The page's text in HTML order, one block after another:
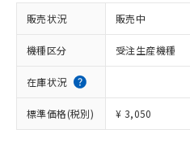
販売状況 販売中
機種区分 受注生産機種
在庫状況
標準価格(税別) ¥ 3,050